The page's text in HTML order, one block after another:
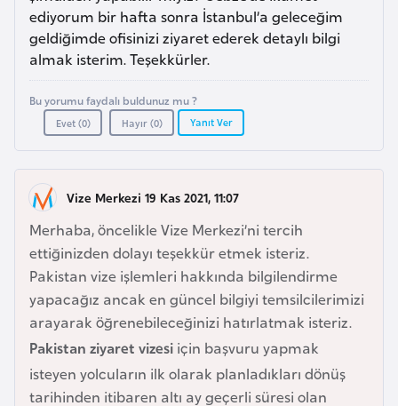
ediyorum bir hafta sonra İstanbul’a geleceğim
geldiğimde ofisinizi ziyaret ederek detaylı bilgi
almak isterim. Teşekkürler.
Bu yorumu faydalı buldunuz mu ?
Evet (0) Hayır (0) Yanıt Ver
Vize Merkezi 19 Kas 2021, 11:07
Merhaba, öncelikle Vize Merkezi’ni tercih
ettiğinizden dolayı teşekkür etmek isteriz.
Pakistan vize işlemleri hakkında bilgilendirme
yapacağız ancak en güncel bilgiyi temsilcilerimizi
arayarak öğrenebileceğinizi hatırlatmak isteriz.
Pakistan ziyaret vizesi için başvuru yapmak
isteyen yolcuların ilk olarak planladıkları dönüş
tarihinden itibaren altı ay geçerli süresi olan
r
b
a
y
c
n
B
a
r
y
B